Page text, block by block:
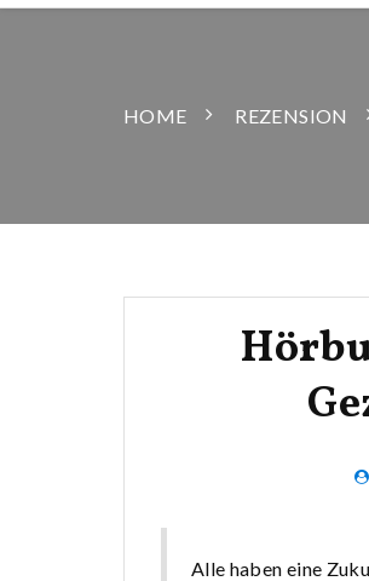
HOME REZENSION
Alle haben eine